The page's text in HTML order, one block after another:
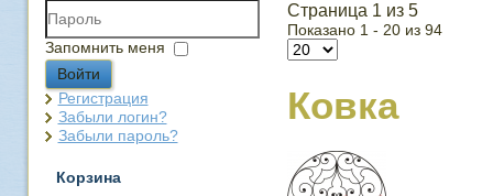
Запомнить меня
Войти
Регистрация
Забыли логин?
Забыли пароль?
Корзина
Страница 1 из 5
Показано 1 - 20 из 94
Ковка